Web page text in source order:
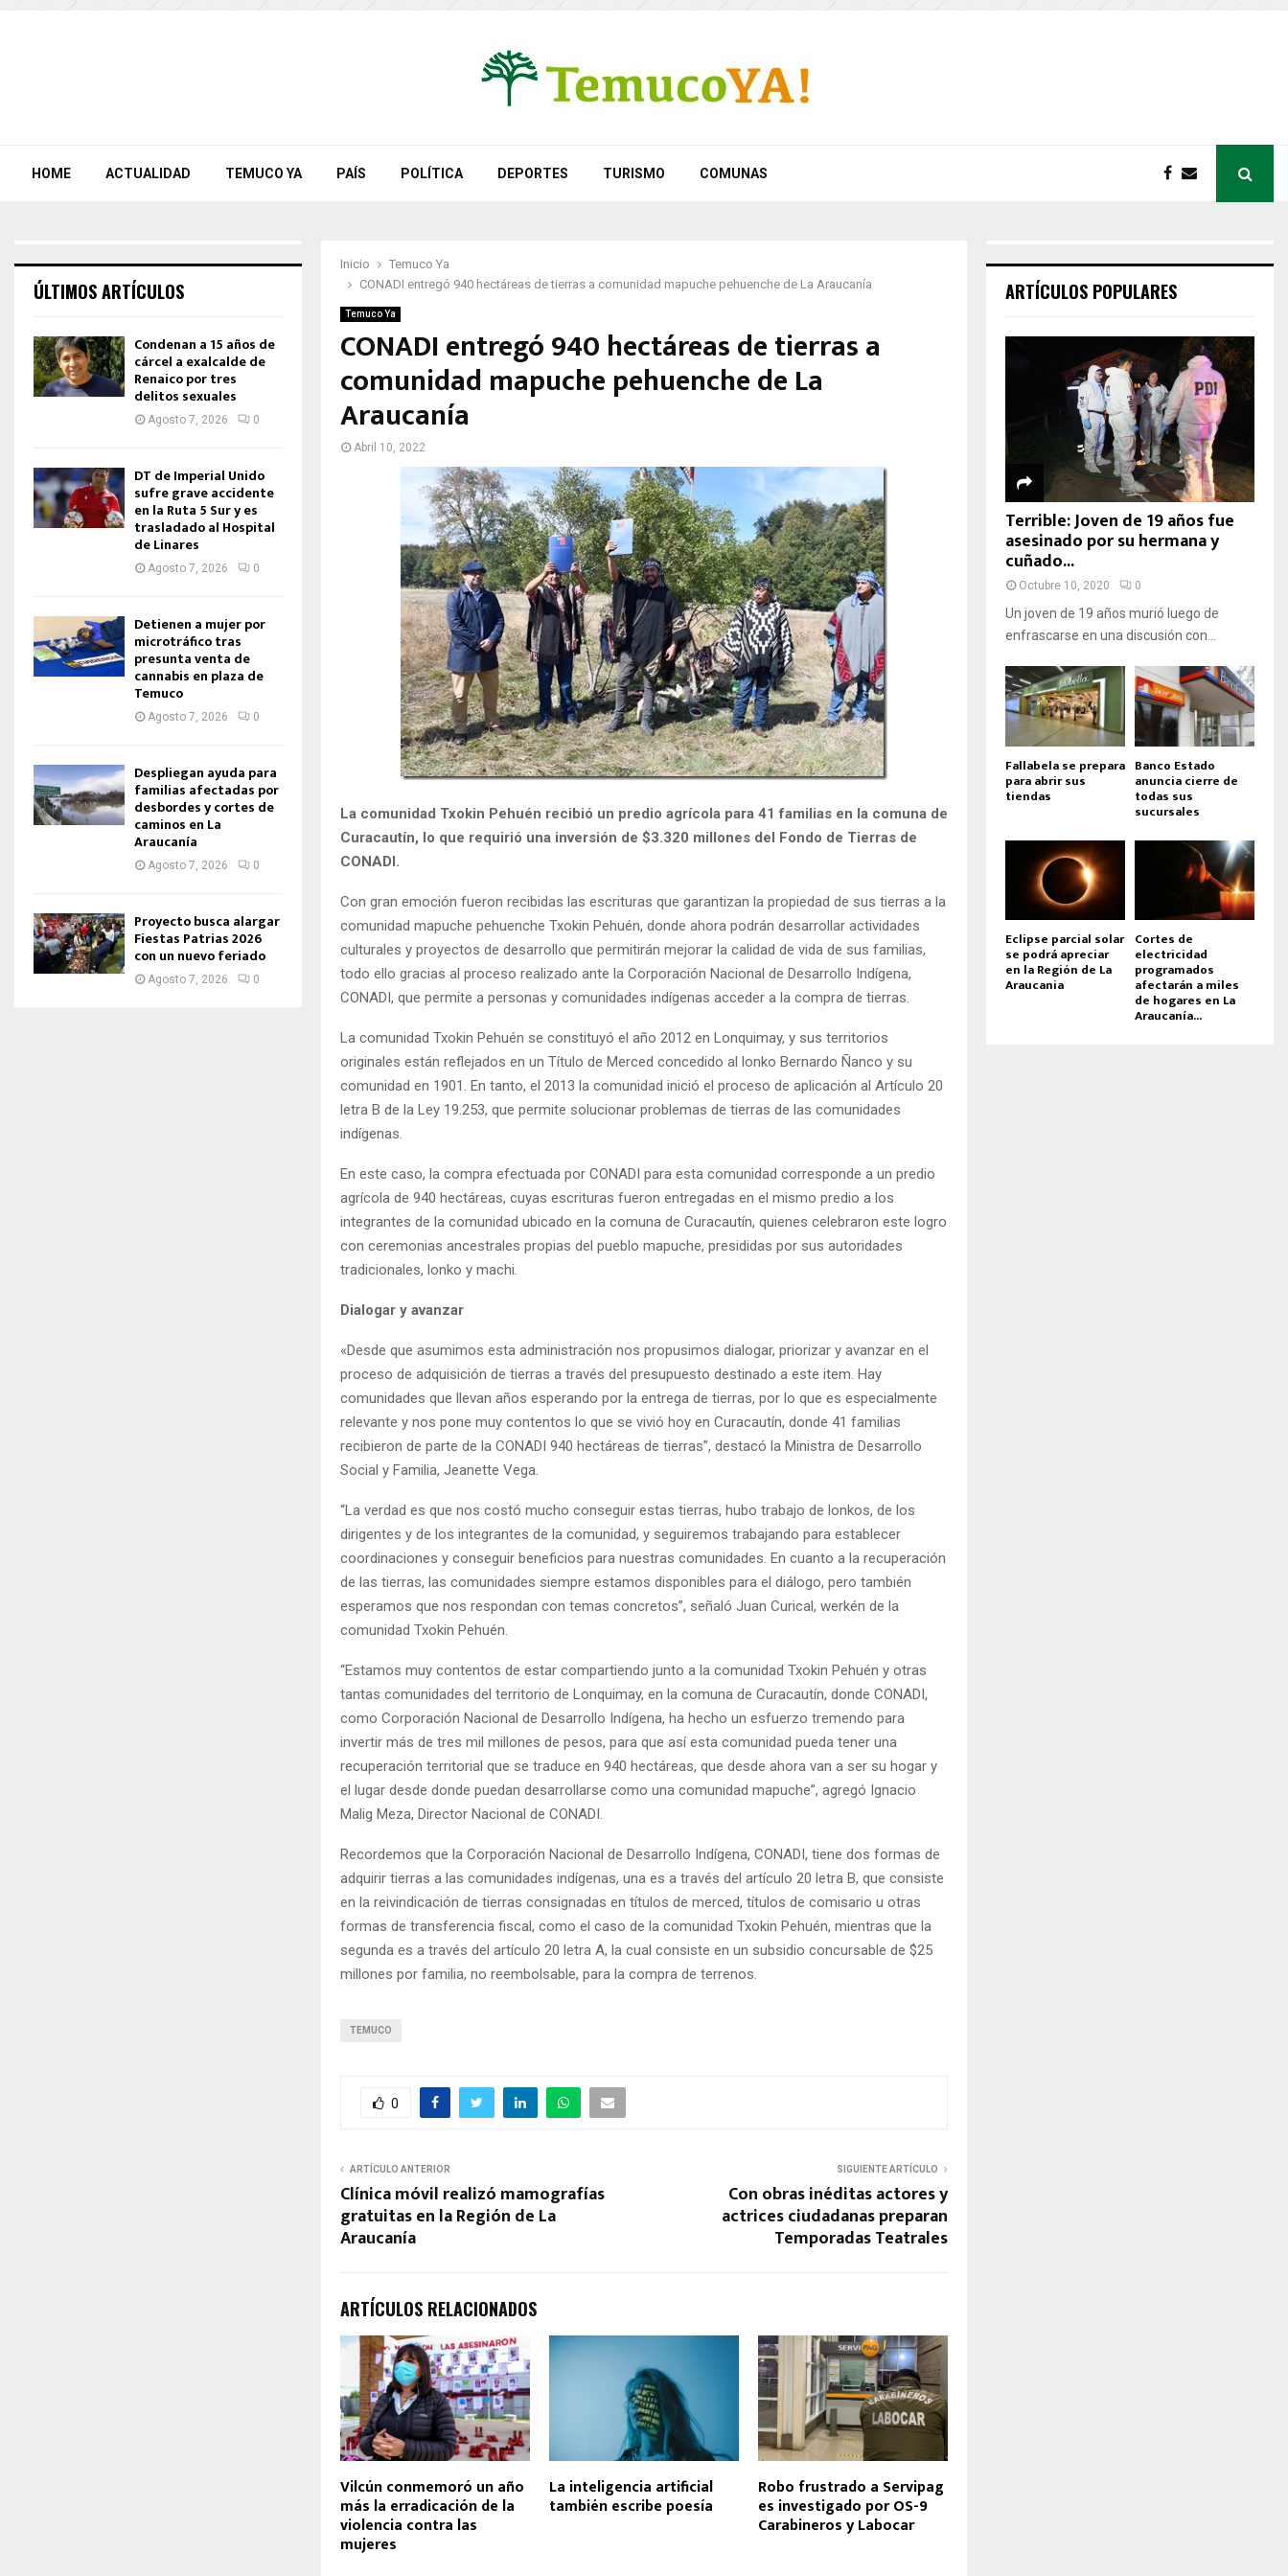
HOME ACTUALIDAD TEMUCO YA PAÍS POLÍTICA DEPORTES TURISMO COMUNAS
Inicio
Temuco Ya
CONADI entregó 940 hectáreas de tierras a comunidad mapuche pehuenche de La Araucanía
Temuco Ya
CONADI entregó 940 hectáreas de tierras a
comunidad mapuche pehuenche de La
Araucanía
Abril 10, 2022
La comunidad Txokin Pehuén recibió un predio agrícola para 41 familias en la comuna de
Curacautín, lo que requirió una inversión de $3.320 millones del Fondo de Tierras de
CONADI.
Con gran emoción fueron recibidas las escrituras que garantizan la propiedad de sus tierras a la
comunidad mapuche pehuenche Txokin Pehuén, donde ahora podrán desarrollar actividades
culturales y proyectos de desarrollo que permitirán mejorar la calidad de vida de sus familias,
todo ello gracias al proceso realizado ante la Corporación Nacional de Desarrollo Indígena,
CONADI, que permite a personas y comunidades indígenas acceder a la compra de tierras.
La comunidad Txokin Pehuén se constituyó el año 2012 en Lonquimay, y sus territorios
originales están reflejados en un Título de Merced concedido al lonko Bernardo Ñanco y su
comunidad en 1901. En tanto, el 2013 la comunidad inició el proceso de aplicación al Artículo 20
letra B de la Ley 19.253, que permite solucionar problemas de tierras de las comunidades
indígenas.
En este caso, la compra efectuada por CONADI para esta comunidad corresponde a un predio
agrícola de 940 hectáreas, cuyas escrituras fueron entregadas en el mismo predio a los
integrantes de la comunidad ubicado en la comuna de Curacautín, quienes celebraron este logro
con ceremonias ancestrales propias del pueblo mapuche, presididas por sus autoridades
tradicionales, lonko y machi.
Dialogar y avanzar
«Desde que asumimos esta administración nos propusimos dialogar, priorizar y avanzar en el
proceso de adquisición de tierras a través del presupuesto destinado a este item. Hay
comunidades que llevan años esperando por la entrega de tierras, por lo que es especialmente
relevante y nos pone muy contentos lo que se vivió hoy en Curacautín, donde 41 familias
recibieron de parte de la CONADI 940 hectáreas de tierras”, destacó la Ministra de Desarrollo
Social y Familia, Jeanette Vega.
“La verdad es que nos costó mucho conseguir estas tierras, hubo trabajo de lonkos, de los
dirigentes y de los integrantes de la comunidad, y seguiremos trabajando para establecer
coordinaciones y conseguir beneficios para nuestras comunidades. En cuanto a la recuperación
de las tierras, las comunidades siempre estamos disponibles para el diálogo, pero también
esperamos que nos respondan con temas concretos”, señaló Juan Curical, werkén de la
comunidad Txokin Pehuén.
“Estamos muy contentos de estar compartiendo junto a la comunidad Txokin Pehuén y otras
tantas comunidades del territorio de Lonquimay, en la comuna de Curacautín, donde CONADI,
como Corporación Nacional de Desarrollo Indígena, ha hecho un esfuerzo tremendo para
invertir más de tres mil millones de pesos, para que así esta comunidad pueda tener una
recuperación territorial que se traduce en 940 hectáreas, que desde ahora van a ser su hogar y
el lugar desde donde puedan desarrollarse como una comunidad mapuche”, agregó Ignacio
Malig Meza, Director Nacional de CONADI.
Recordemos que la Corporación Nacional de Desarrollo Indígena, CONADI, tiene dos formas de
adquirir tierras a las comunidades indígenas, una es a través del artículo 20 letra B, que consiste
en la reivindicación de tierras consignadas en títulos de merced, títulos de comisario u otras
formas de transferencia fiscal, como el caso de la comunidad Txokin Pehuén, mientras que la
segunda es a través del artículo 20 letra A, la cual consiste en un subsidio concursable de $25
millones por familia, no reembolsable, para la compra de terrenos.
TEMUCO
0
ARTÍCULO ANTERIOR
Clínica móvil realizó mamografías
gratuitas en la Región de La
Araucanía
SIGUIENTE ARTÍCULO
Con obras inéditas actores y
actrices ciudadanas preparan
Temporadas Teatrales
ARTÍCULOS RELACIONADOS
Vilcún conmemoró un año
más la erradicación de la
violencia contra las
mujeres
La inteligencia artificial
también escribe poesía
Robo frustrado a Servipag
es investigado por OS-9
Carabineros y Labocar
ÚLTIMOS ARTÍCULOS
Condenan a 15 años de
cárcel a exalcalde de
Renaico por tres
delitos sexuales
Agosto 7, 2026 0
DT de Imperial Unido
sufre grave accidente
en la Ruta 5 Sur y es
trasladado al Hospital
de Linares
Agosto 7, 2026 0
Detienen a mujer por
microtráfico tras
presunta venta de
cannabis en plaza de
Temuco
Agosto 7, 2026 0
Despliegan ayuda para
familias afectadas por
desbordes y cortes de
caminos en La
Araucanía
Agosto 7, 2026 0
Proyecto busca alargar
Fiestas Patrias 2026
con un nuevo feriado
Agosto 7, 2026 0
ARTÍCULOS POPULARES
Terrible: Joven de 19 años fue
asesinado por su hermana y
cuñado...
Octubre 10, 2020 0
Un joven de 19 años murió luego de
enfrascarse en una discusión con...
Fallabela se prepara
para abrir sus
tiendas
Banco Estado
anuncia cierre de
todas sus
sucursales
Eclipse parcial solar
se podrá apreciar
en la Región de La
Araucania
Cortes de
electricidad
programados
afectarán a miles
de hogares en La
Araucanía...